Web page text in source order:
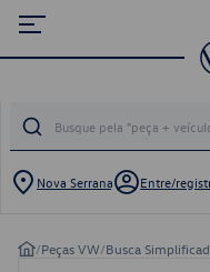
Nova Serrana Entre/
/Peças VW/Busca